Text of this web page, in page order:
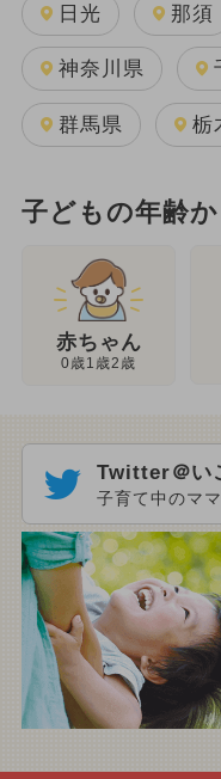
日光 那須
神奈川県
群馬県 栃
子どもの年齢
赤ちゃん
0歳1歳2歳
Twitter＠い
子育て中のマ